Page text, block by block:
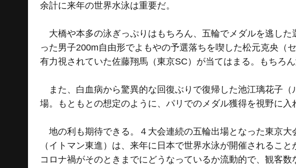
余計に来年の世界水泳は重要だ。
大橋や本多の泳ぎっぷりはもちろん、五輪でメダルを逃し
った男子200m自由形でよもやの予選落ちを喫した松元克央（
有力視されていた佐藤翔馬（東京SC）が当てはまる。もちろ
また、白血病から驚異的な回復ぶりで復帰した池江璃花子（
場。もともとの想定のように、パリでのメダル獲得を視野に入
地の利も期待できる。４大会連続の五輪出場となった東京
（イトマン東進）は、来年に日本で世界水泳が開催されるこ
コロナ禍がそのときまでにどうなっているか流動的で、観客